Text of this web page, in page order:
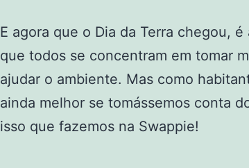
E agora que o Dia da Terra chegou,
que todos se concentram em tomar
ajudar o ambiente. Mas como
ainda melhor se tomássemos conta
isso que fazemos na Swappie!